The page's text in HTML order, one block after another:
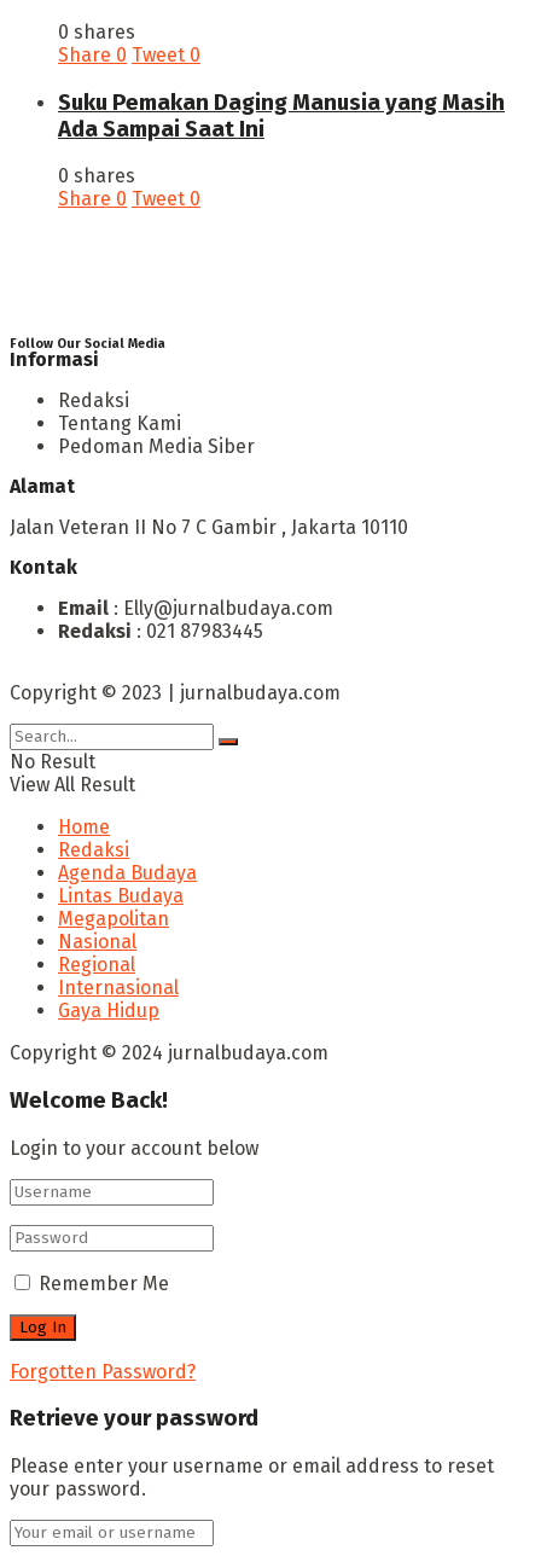
0 shares
Share 0 Tweet 0
‎Suku Pemakan Daging Manusia yang Masih
Ada Sampai Saat Ini
0 shares
Share 0 Tweet 0
Follow Our Social Media
Informasi
Redaksi
Tentang Kami
Pedoman Media Siber
Alamat
Jalan Veteran II No 7 C Gambir , Jakarta 10110
Kontak
Email : Elly@jurnalbudaya.com
Redaksi : 021 87983445
Copyright © 2023 | jurnalbudaya.com
No Result
View All Result
Home
Redaksi
Agenda Budaya
Lintas Budaya
Megapolitan
Nasional
Regional
Internasional
Gaya Hidup
Copyright © 2024 jurnalbudaya.com
Welcome Back!
Login to your account below
Remember Me
Forgotten Password?
Retrieve your password
Please enter your username or email address to reset
your password.